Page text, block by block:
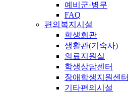
예비군·병무
FAQ
편의복지시설
학생회관
생활관(기숙사)
의료지원실
학생상담센터
장애학생지원센터
기타편의시설